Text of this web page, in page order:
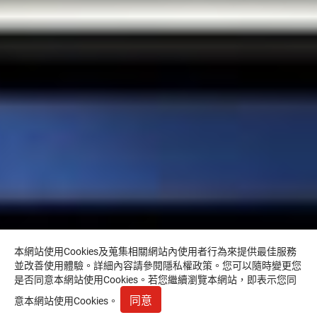
本網站使用Cookies及蒐集相關網站內使用者行為來提供最佳服務
並改善使用體驗。詳細內容請參閱 隱私權政策 。您可以隨時變更您
是否同意本網站使用Cookies。若您繼續瀏覽本網站，即表示您同
意本網站使用Cookies。
同意